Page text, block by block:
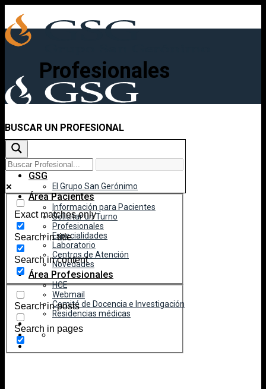
content
Inicio
GSG
El Grupo San Gerónimo
Área Pacientes
Información para Pacientes
Solicitar un Turno
Profesionales
Especialidades
Laboratorio
Centros de Atención
Novedades
Área Profesionales
HCE
Webmail
Comité de Docencia e Investigación
Residencias médicas
Profesionales
BUSCAR UN PROFESIONAL
Exact matches only
Search in title
Search in content
Search in posts
Search in pages